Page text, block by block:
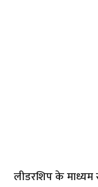
लीडरशिप के